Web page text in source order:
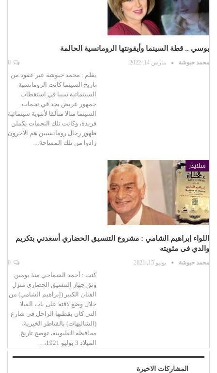
بوسي .. قطة السينما وأيقونتها الرومانسية الحالمة
محمد حبوشة مارس 14, 2022
بقلم : محمد حبوشة عبر عقود من
تاريخ السينما كانت الرومانسية
السينمائية سببا في استقطاب
جمهور عريض يجد في نجمات
السينما مثالا متألقا لأنثوية سينمائية
فريدة، وكانت تلك النجمات يكملن
ظهور رجال رومانسيين هم الآخرون
زادوا من تلك المساحة…
سلايدر
اللواء إبراهيم الشامي : مشروع التنسيق الحضاري أسعدني بتكريم
والدي فى مئويته
محمد حبوشة يونيو 15, 2021
كتب : أحمد السماحي منذ يومين
وثق جهاز التنسيق الحضارى منزل
الفنان الكبير (إبراهيم الشامي) من
خلال وضع لافتة على باب الفيلا
التى كان يقطنها الراحل فى شارع
(الشاليهات) بالقناطر الخيرية،
محافظة القليوبية، توضح تاريخ
الميلاد 3 يوليو 1921،…
المشاركات الاخيرة